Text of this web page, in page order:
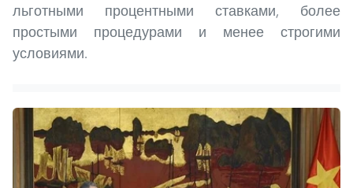
льготными процентными ставками, более
простыми процедурами и менее строгими
условиями.